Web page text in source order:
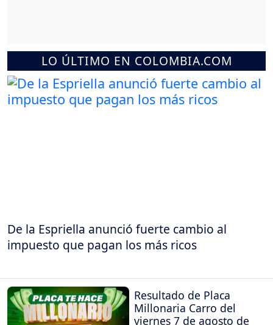
LO ÚLTIMO EN COLOMBIA.COM
De la Espriella anunció fuerte cambio al
impuesto que pagan los más ricos
Resultado de Placa
Millonaria Carro del
viernes 7 de agosto de